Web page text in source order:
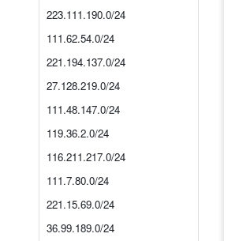
223.111.190.0/24
111.62.54.0/24
221.194.137.0/24
27.128.219.0/24
111.48.147.0/24
119.36.2.0/24
116.211.217.0/24
111.7.80.0/24
221.15.69.0/24
36.99.189.0/24